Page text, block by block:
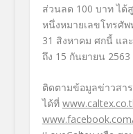
ส่วนลด 100 บาท ได้
หนึ่งหมายเลขโทรศั
31 สิงหาคม ศกนี้ แล
ถึง 15 กันยายน 2563
ติดตามข้อมูลข่าวสา
ได้ที่